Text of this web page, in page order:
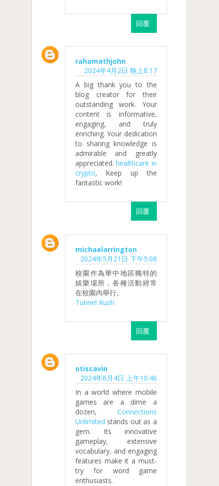
回覆
rahamathjohn
2024年4月2日 晚上8:17
A big thank you to the
blog creator for their
outstanding work. Your
content is informative,
engaging, and truly
enriching. Your dedication
to sharing knowledge is
admirable and greatly
appreciated.healthcare in
crypto, Keep up the
fantastic work!
回覆
michaelarrington
2024年5月21日 下午5:08
校園作為華中地區獨特的
娛樂場所，各種活動經常
在校園內舉行。
Tunnel Rush
回覆
otiscavin
2024年6月4日 上午10:46
In a world where mobile
games are a dime a
dozen, Connections
Unlimited stands out as a
gem. Its innovative
gameplay, extensive
vocabulary, and engaging
features make it a must-
try for word game
enthusiasts.